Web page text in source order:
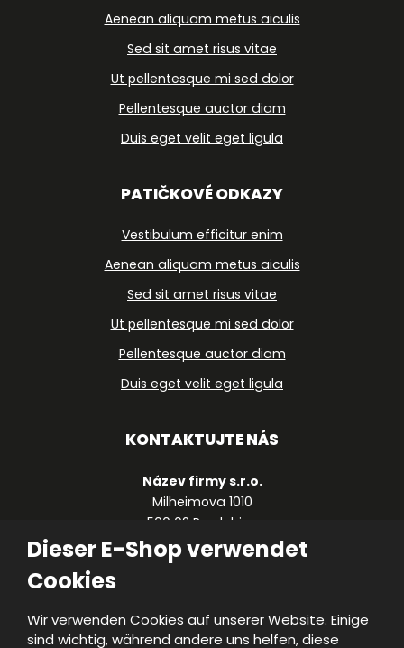
Dieser E-Shop verwendet
Cookies
Wir verwenden Cookies auf unserer Website. Einige
sind wichtig, während andere uns helfen, diese
Aenean aliquam metus aiculis
Sed sit amet risus vitae
Ut pellentesque mi sed dolor
Pellentesque auctor diam
Duis eget velit eget ligula
PATIČKOVÉ ODKAZY
Vestibulum efficitur enim
Aenean aliquam metus aiculis
Sed sit amet risus vitae
Ut pellentesque mi sed dolor
Pellentesque auctor diam
Duis eget velit eget ligula
KONTAKTUJTE NÁS
Název firmy s.r.o.
Milheimova 1010
500 02 Pardubice
Česká republika